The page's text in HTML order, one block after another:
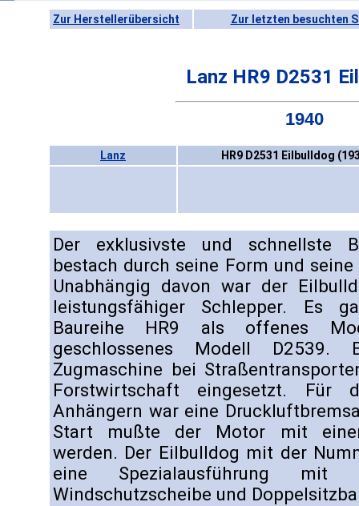
Zur Herstellerübersicht Zur letzten besuchten
Lanz HR9 D2531
1940
Lanz HR9 D2531 Eilbulldog
Der exklusivste und schnellste
bestach durch seine Form und
Unabhängig davon war der
leistungsfähiger Schlepper. Es
Baureihe HR9 als offenes
geschlossenes Modell
Zugmaschine bei
Forstwirtschaft eingesetzt.
Anhängern war eine
Start mußte der Motor mit
werden. Der Eilbulldog mit der
eine Spezialausführung mit
Windschutzscheibe und